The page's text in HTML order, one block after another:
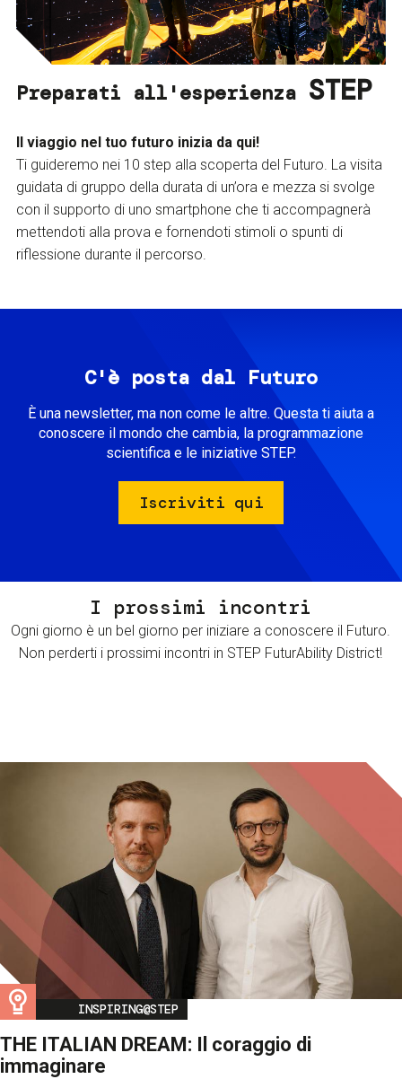
Preparati all'esperienza STEP
Il viaggio nel tuo futuro inizia da qui!
Ti guideremo nei 10 step alla scoperta del Futuro. La visita
guidata di gruppo della durata di un’ora e mezza si svolge
con il supporto di uno smartphone che ti accompagnerà
mettendoti alla prova e fornendoti stimoli o spunti di
riflessione durante il percorso.
C'è posta dal Futuro
È una newsletter, ma non come le altre. Questa ti aiuta a
conoscere il mondo che cambia, la programmazione
scientifica e le iniziative STEP.
Iscriviti qui
I prossimi incontri
Ogni giorno è un bel giorno per iniziare a conoscere il Futuro.
Non perderti i prossimi incontri in STEP FuturAbility District!
Image
INSPIRING@STEP
THE ITALIAN DREAM: Il coraggio di
immaginare